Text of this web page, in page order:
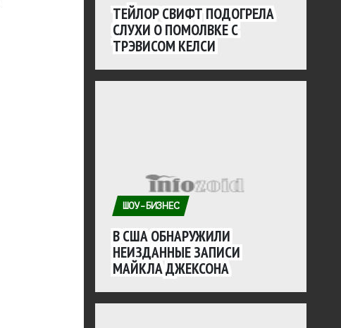
ТЕЙЛОР СВИФТ ПОДОГРЕЛА
СЛУХИ О ПОМОЛВКЕ С
ТРЭВИСОМ КЕЛСИ
ШОУ-БИЗНЕС
В США ОБНАРУЖИЛИ
НЕИЗДАННЫЕ ЗАПИСИ
МАЙКЛА ДЖЕКСОНА